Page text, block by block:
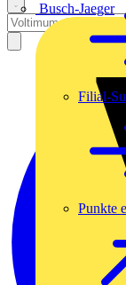
Busch-Jaeger
Filial-
Punkte